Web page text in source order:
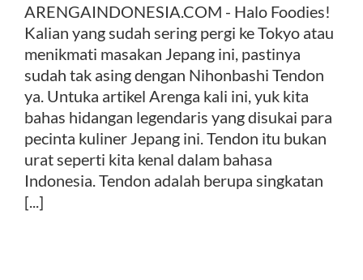
ARENGAINDONESIA.COM - Halo Foodies!
Kalian yang sudah sering pergi ke Tokyo atau
menikmati masakan Jepang ini, pastinya
sudah tak asing dengan Nihonbashi Tendon
ya. Untuka artikel Arenga kali ini, yuk kita
bahas hidangan legendaris yang disukai para
pecinta kuliner Jepang ini. Tendon itu bukan
urat seperti kita kenal dalam bahasa
Indonesia. Tendon adalah berupa singkatan
[...]